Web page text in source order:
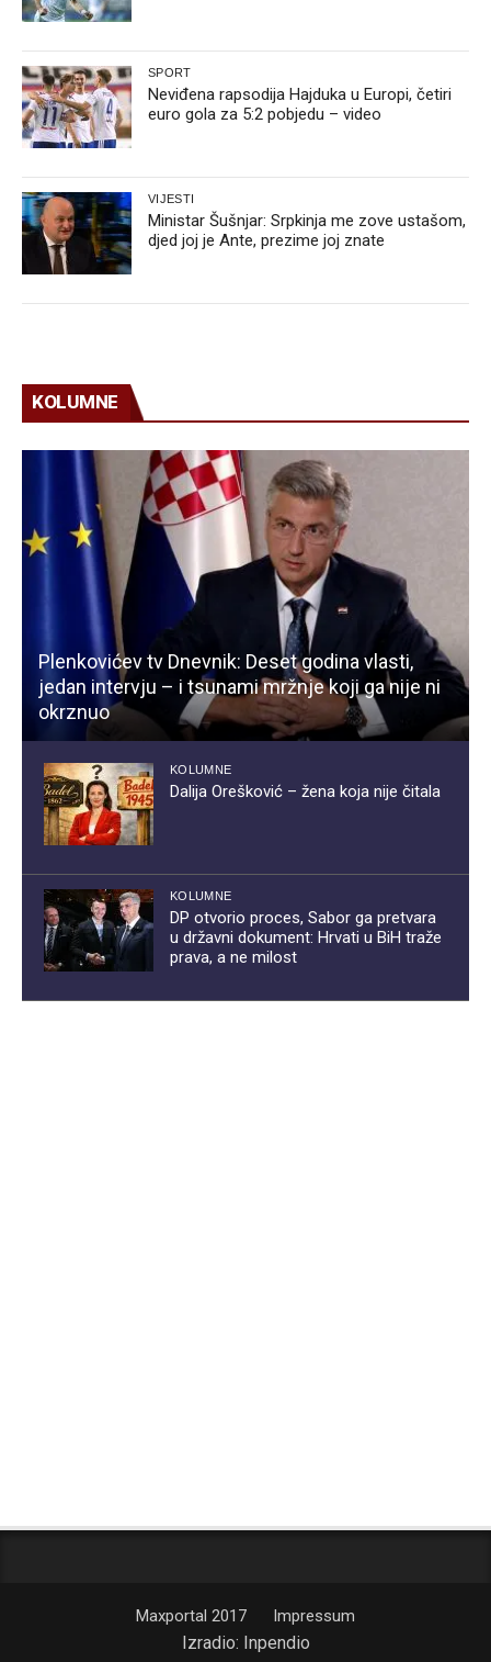
SPORT
Neviđena rapsodija Hajduka u Europi, četiri
euro gola za 5:2 pobjedu – video
VIJESTI
Ministar Šušnjar: Srpkinja me zove ustašom,
djed joj je Ante, prezime joj znate
KOLUMNE
Plenkovićev tv Dnevnik: Deset godina vlasti,
jedan intervju – i tsunami mržnje koji ga nije ni
okrznuo
KOLUMNE
Dalija Orešković – žena koja nije čitala
KOLUMNE
DP otvorio proces, Sabor ga pretvara
u državni dokument: Hrvati u BiH traže
prava, a ne milost
Maxportal 2017 Impressum
Izradio: Inpendio